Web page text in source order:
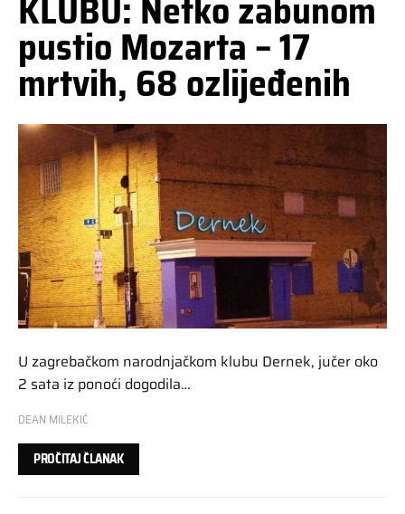
pustio Mozarta – 17
mrtvih, 68 ozlijeđenih
U zagrebačkom narodnjačkom klubu Dernek, jučer oko
2 sata iz ponoći dogodila…
DEAN MILEKIĆ
PROČITAJ ČLANAK